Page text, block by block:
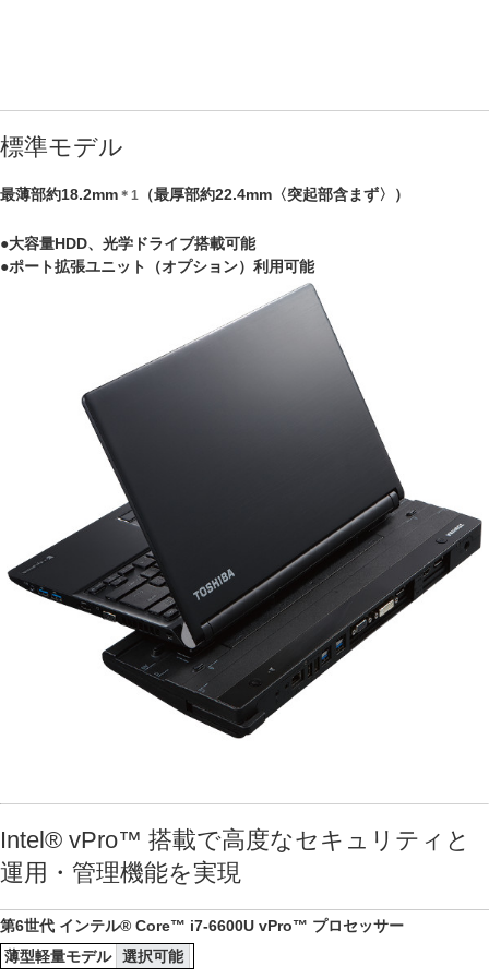
標準モデル
最薄部約18.2mm ＊1 （最厚部約22.4mm〈突起部含まず〉）
●大容量HDD、光学ドライブ搭載可能
●ポート拡張ユニット（オプション）利用可能
Intel® vPro™ 搭載で高度なセキュリティと
運用・管理機能を実現
第6世代 インテル® Core™ i7-6600U vPro™ プロセッサー
薄型軽量モデル 選択可能